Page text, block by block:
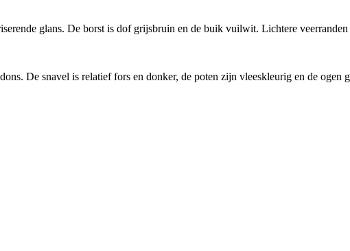
glans. De borst is dof grijsbruin en de buik vuilwit. Lichtere
De snavel is relatief fors en donker, de poten zijn vleeskleurig en de ogen